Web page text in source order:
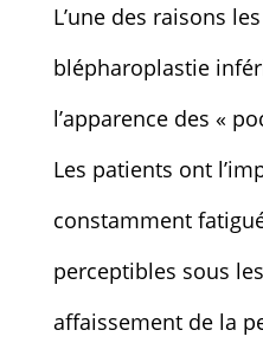
L’une des raisons
blépharoplastie
l’apparence des «
Les patients ont
constamment
perceptibles sous
affaissement de la